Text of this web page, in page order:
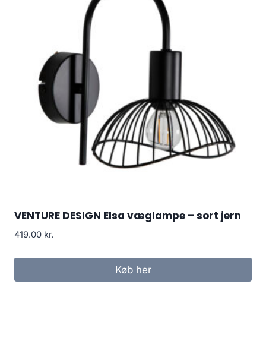
VENTURE DESIGN Elsa væglampe – sort jern
419.00 kr.
Køb her